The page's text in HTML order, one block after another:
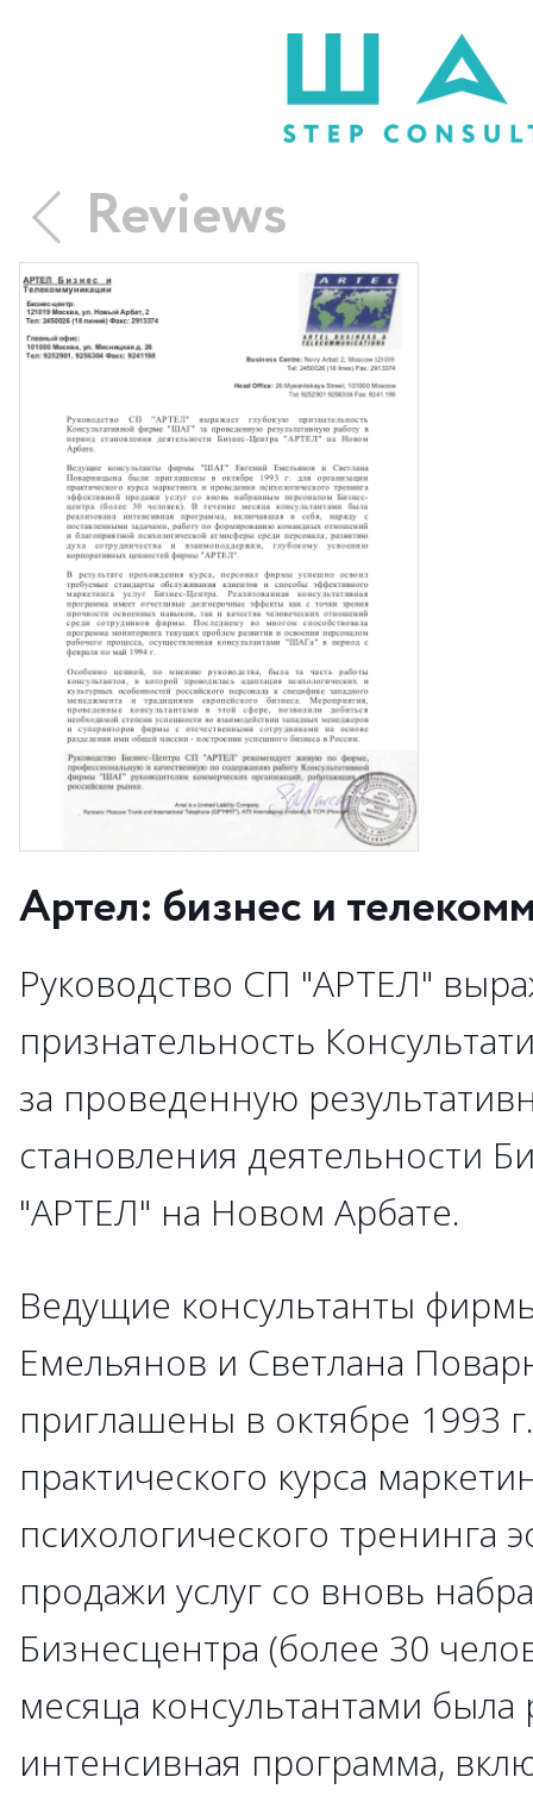
Reviews
Артел: бизнес и
Руководство СП "АРТЕЛ"
признательность
за проведенную
становления деятельности
"АРТЕЛ" на Новом Арбате.
Ведущие консультанты
Емельянов и Светлана
приглашены в октябре 1993
практического курса
психологического тренинга
продажи услуг со вновь
Бизнесцентра (более 30
месяца консультантами была
интенсивная программа,